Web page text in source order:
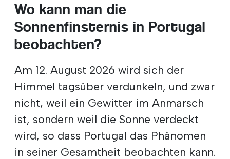
Wo kann man die
Sonnenfinsternis in Portugal
beobachten?
Am 12. August 2026 wird sich der
Himmel tagsüber verdunkeln, und zwar
nicht, weil ein Gewitter im Anmarsch
ist, sondern weil die Sonne verdeckt
wird, so dass Portugal das Phänomen
in seiner Gesamtheit beobachten kann.